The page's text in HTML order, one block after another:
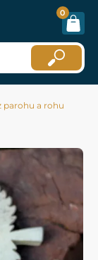
0
parohu a rohu